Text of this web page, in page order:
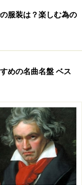
・ボリバル交響
システマ』の出身
システマ』が来
るのでは!?
ル・システマ』と
。
服装は？楽しむ為の
めの名曲名盤 ベス